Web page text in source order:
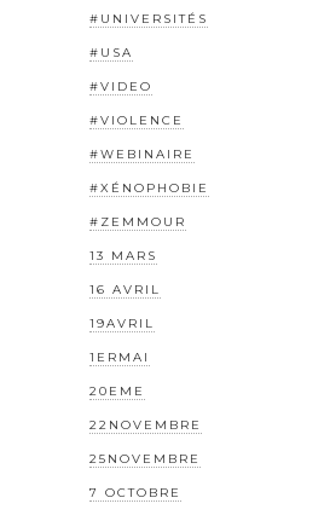
#UNIVERSITÉS
#USA
#VIDEO
#VIOLENCE
#WEBINAIRE
#XÉNOPHOBIE
#ZEMMOUR
13 MARS
16 AVRIL
19AVRIL
1ERMAI
20EME
22NOVEMBRE
25NOVEMBRE
7 OCTOBRE